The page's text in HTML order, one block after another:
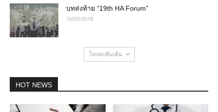
บทส่งท้าย “19th HA Forum”
16/03/2018
โหลดเพิ่มเติม
HOT NEWS